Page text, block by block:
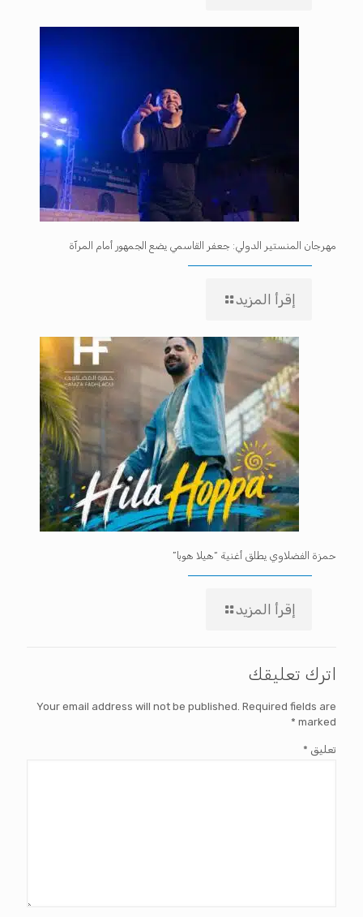
مهرجان المنستير الدولي: جعفر القاسمي يضع الجمهور أمام المرآة
إقرأ المزيد
حمزة الفضلاوي يطلق أغنية “هيلا هوبا”
إقرأ المزيد
اترك تعليقك
Your email address will not be published. Required fields are
marked
*
تعليق *